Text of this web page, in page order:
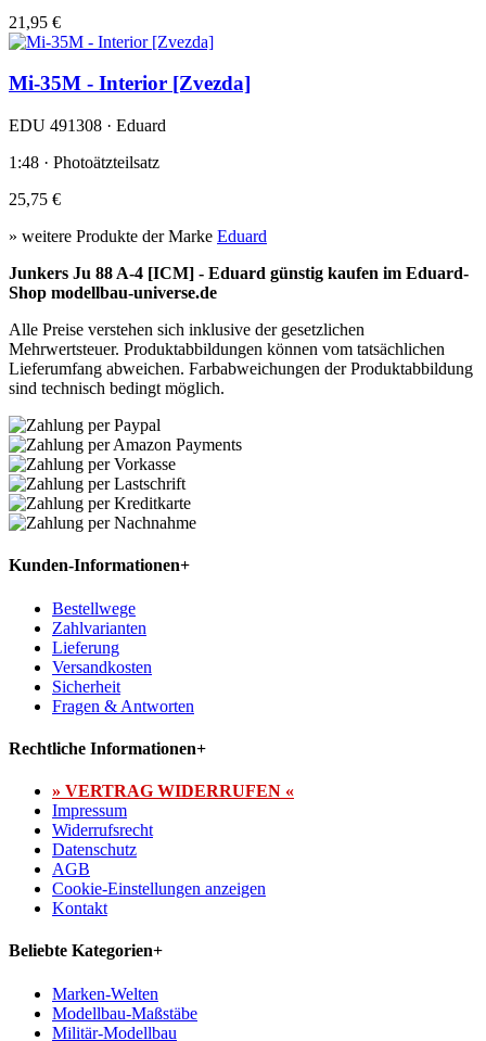
21,95 €
Mi-35M - Interior [Zvezda]
EDU 491308 · Eduard
1:48 · Photoätzteilsatz
25,75 €
» weitere Produkte der Marke Eduard
Junkers Ju 88 A-4 [ICM] - Eduard günstig kaufen im Eduard-
Shop modellbau-universe.de
Alle Preise verstehen sich inklusive der gesetzlichen
Mehrwertsteuer. Produktabbildungen können vom tatsächlichen
Lieferumfang abweichen. Farbabweichungen der Produktabbildung
sind technisch bedingt möglich.
Kunden-Informationen+
Bestellwege
Zahlvarianten
Lieferung
Versandkosten
Sicherheit
Fragen & Antworten
Rechtliche Informationen+
» VERTRAG WIDERRUFEN «
Impressum
Widerrufsrecht
Datenschutz
AGB
Cookie-Einstellungen anzeigen
Kontakt
Beliebte Kategorien+
Marken-Welten
Modellbau-Maßstäbe
Militär-Modellbau